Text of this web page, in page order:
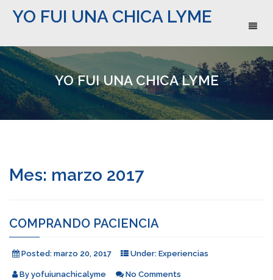
YO FUI UNA CHICA LYME
YO FUI UNA CHICA LYME
Mes: marzo 2017
COMPRANDO PACIENCIA
Posted: marzo 20, 2017 Under: Experiencias
By yofuiunachicalyme No Comments